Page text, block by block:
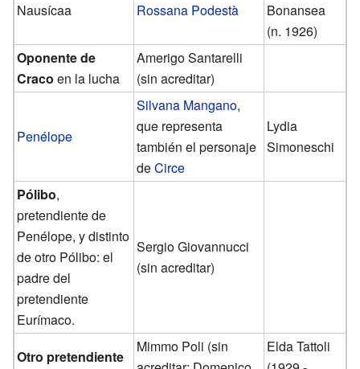
Nausícaa Rossana Podestà
Bonansea
(n. 1926)
Oponente de
Craco en la lucha
Amerigo Santarelli
(sin acreditar)
Penélope
Silvana Mangano,
que representa
también el personaje
deCirce
Lydia
Simoneschi
Pólibo,
pretendiente de
Penélope, y distinto
de otro Pólibo: el
padre del
pretendiente
Eurímaco.
Sergio Giovannucci
(sin acreditar)
Otro pretendiente
Mimmo Poli (sin
Elda Tattoli